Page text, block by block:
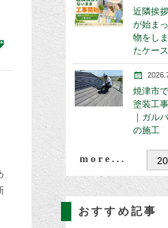
近隣挨
が始ま
物をし
たケース
焼津市
塗装工
｜ガル
の施工
more...
おすすめ記事